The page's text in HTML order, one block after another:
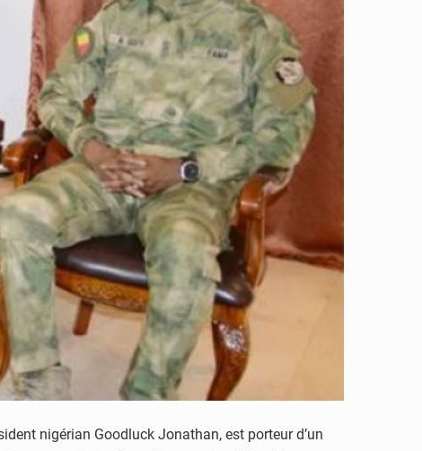
nigérian Goodluck Jonathan, est porteur d’un